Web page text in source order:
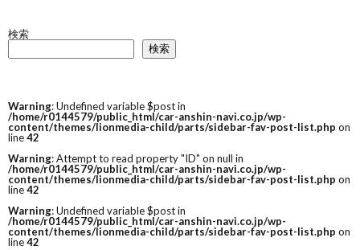
検索
検索
Warning: Undefined variable $post in
/home/r0144579/public_html/car-anshin-navi.co.jp/wp-
content/themes/lionmedia-child/parts/sidebar-fav-post-list.php on
line42
Warning: Attempt to read property "ID" on null in
/home/r0144579/public_html/car-anshin-navi.co.jp/wp-
content/themes/lionmedia-child/parts/sidebar-fav-post-list.php on
line42
Warning: Undefined variable $post in
/home/r0144579/public_html/car-anshin-navi.co.jp/wp-
content/themes/lionmedia-child/parts/sidebar-fav-post-list.php on
line42